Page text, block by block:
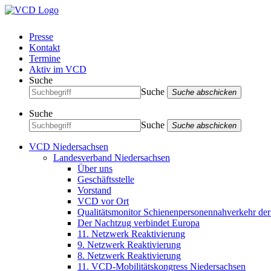
Presse
Kontakt
Termine
Aktiv im VCD
Suche
Suche
Suche abschicken
Suche
Suche
Suche abschicken
VCD Niedersachsen
Landesverband Niedersachsen
Über uns
Geschäftsstelle
Vorstand
VCD vor Ort
Qualitätsmonitor Schienenpersonennahverkehr
Der Nachtzug verbindet Europa
11. Netzwerk Reaktivierung
9. Netzwerk Reaktivierung
8. Netzwerk Reaktivierung
11. VCD-Mobilitätskongress Niedersachsen